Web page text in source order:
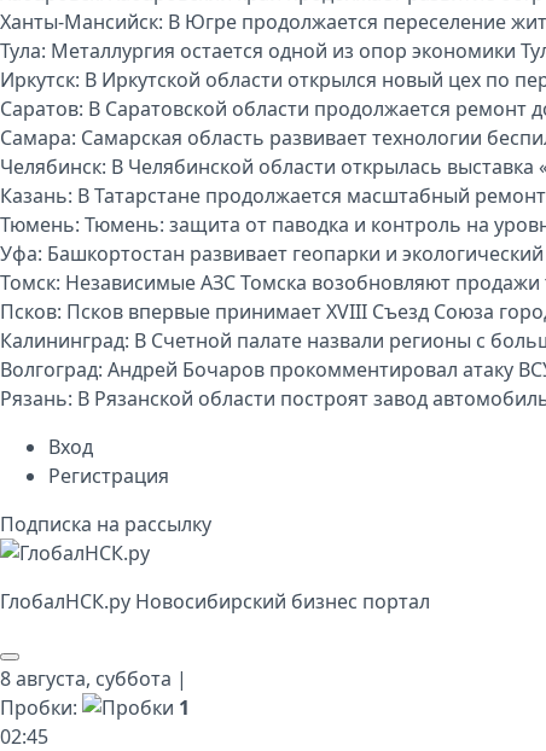
Ханты-Мансийск: В Югре продолжается переселение
Тула: Металлургия остается одной из опор экономики
Иркутск: В Иркутской области открылся новый цех по
Саратов: В Саратовской области продолжается ремонт
Самара: Самарская область развивает технологии
Челябинск: В Челябинской области открылась выставка
Казань: В Татарстане продолжается масштабный
Тюмень: Тюмень: защита от паводка и контроль на
Уфа: Башкортостан развивает геопарки и
Томск: Независимые АЗС Томска возобновляют продажи
Псков: Псков впервые принимает XVIII Съезд Союза
Калининград: В Счетной палате назвали регионы с
Волгоград: Андрей Бочаров прокомментировал атаку
Рязань: В Рязанской области построят завод
Вход
Регистрация
Подписка на рассылку
ГлобалНСК.py Новосибирский бизнес портал
8 августа, суббота |
Пробки:
1
02:45